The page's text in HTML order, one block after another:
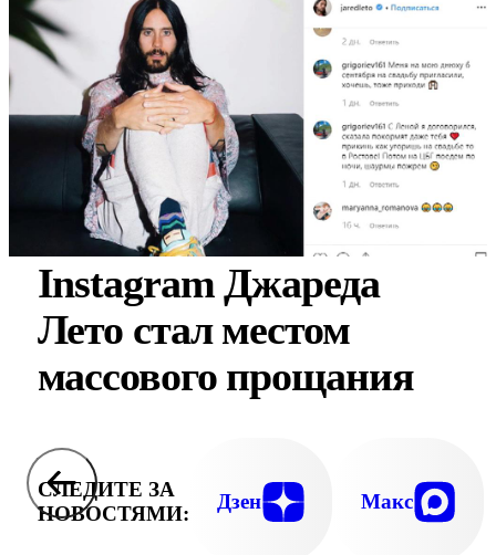
Instagram Джареда
Лето стал местом
массового прощания
СЛЕДИТЕ ЗА
НОВОСТЯМИ:
Дзен Макс